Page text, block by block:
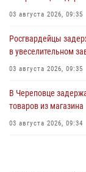
03 августа 2026, 09:35
Росгвардейцы
в увеселительном
03 августа 2026, 09:35
В Череповце
товаров из магазина
03 августа 2026, 09:34